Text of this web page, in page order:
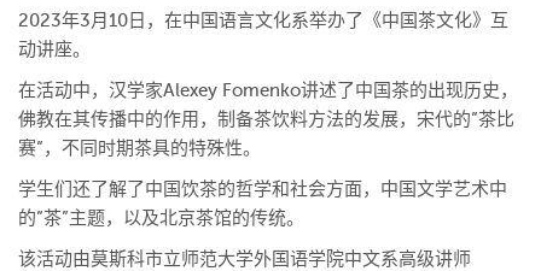
2023年3月10日，在中国语言文化系举办了《中国茶文化》互
动讲座。
在活动中，汉学家Alexey Fomenko讲述了中国茶的出现历史，
佛教在其传播中的作用，制备茶饮料方法的发展，宋代的”茶比
赛”，不同时期茶具的特殊性。
学生们还了解了中国饮茶的哲学和社会方面，中国文学艺术中
的”茶”主题，以及北京茶馆的传统。
该活动由莫斯科市立师范大学外国语学院中文系高级讲师